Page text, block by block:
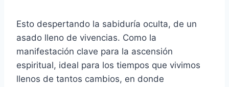
Esto despertando la sabiduría oculta, de un
asado lleno de vivencias. Como la
manifestación clave para la ascensión
espiritual, ideal para los tiempos que vivimos
llenos de tantos cambios, en donde